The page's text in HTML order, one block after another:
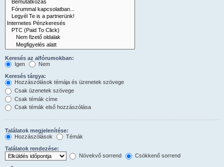
Keresés az alfórumokban:
Igen
Nem
Keresés tárgya:
Hozzászólások témája és üzenetek szövege
Csak üzenetek szövege
Csak témák címe
Csak témák első hozzászólása
Találatok megjelenítése:
Hozzászólások
Témák
Találatok rendezése:
Növekvő sorrend
Csökkenő sorrend